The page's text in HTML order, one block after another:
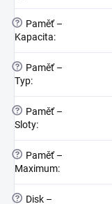
?
Paměť –
Kapacita:
?
Paměť –
Typ:
?
Paměť –
Sloty:
?
Paměť –
Maximum:
? Disk –